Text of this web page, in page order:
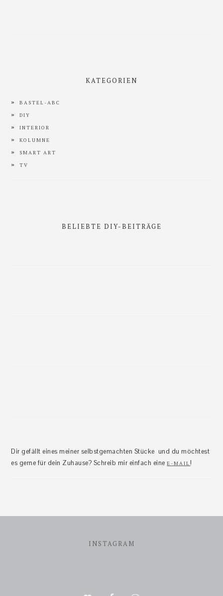
KATEGORIEN
BASTEL-ABC
DIY
INTERIOR
KOLUMNE
SMART ART
TV
BELIEBTE DIY-BEITRÄGE
Dir gefällt eines meiner selbstgemachten Stücke und du möchtest
es gerne für dein Zuhause? Schreib mir einfach eineE-MAIL!
INSTAGRAM